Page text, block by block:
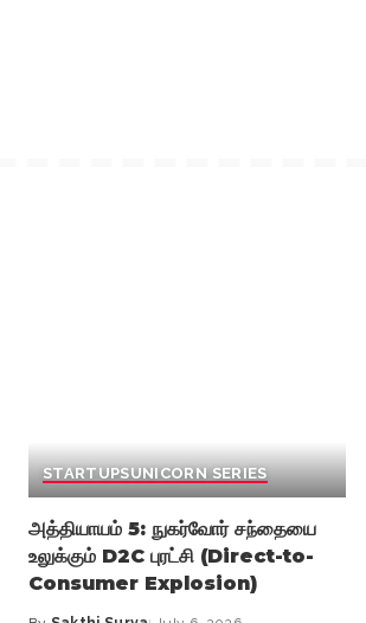
STARTUPSUNICORN SERIES
அத்தியாயம் 5: நுகர்வோர் சந்தையை
உலுக்கும் D2C புரட்சி (Direct-to-
Consumer Explosion)